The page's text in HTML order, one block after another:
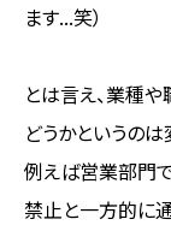
ます...笑）
とは言え、業種
どうかというのは
例えば営業部門
禁止と一方的に